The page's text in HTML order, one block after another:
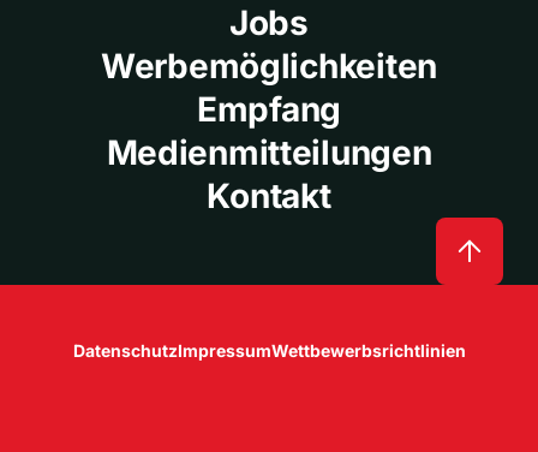
Jobs
Werbemöglichkeiten
Empfang
Medienmitteilungen
Kontakt
DatenschutzImpressumWettbewerbsrichtlinien